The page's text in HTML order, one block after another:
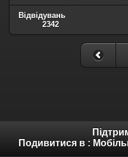
Відвідувань
2342
Подивитися в :